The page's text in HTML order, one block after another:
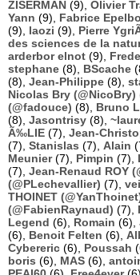
ZISERMAN (9), Olivier
Yann (9), Fabrice
(9), laozi (9), Pierre
des sciences de la
arderbor elnot (9),
stephane (8), BScache
(8), Jean-Philippe (8),
Nicolas Bry (@NicoBry)
(@fadouce) (8), Bruno
(8), Jasontrisy (8),
Ã‰LIE (7), Jean-
(7), Stanislas (7), Alain
Meunier(7), Pimpin (7),
(7), Jean-Renaud ROY
(@PLechevallier) (7),
THOINET
(@FabienRaynaud) (7),
Legend (6), Romain (6),
(6), Benoit Felten (6),
Cybereric (6), Poussah
boris (6), MAS (6),